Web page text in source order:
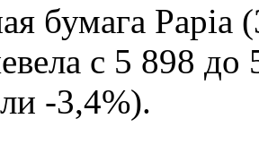
бумага Papia
с 5 898 до
-3,4%).